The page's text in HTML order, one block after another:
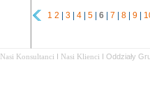
1 2 | 3 | 4 | 5 | 6 | 7 | 8 | 9 |
Nasi Konsultanci I Nasi Klienci I Oddziały